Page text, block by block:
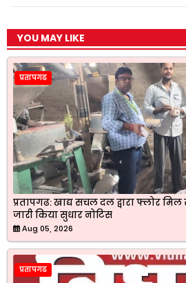
YOU MAY LIKE
प्रतापगढ
प्रतापगढ: खाद्य सचल दल द्वारा फ्लोर
जारी किया सुधार नोटिस
Aug 05, 2026
प्रतापगढ